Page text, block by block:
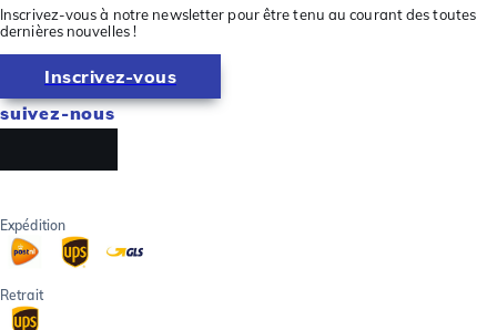
Inscrivez-vous à notre newsletter pour être tenu au courant des toutes
dernières nouvelles !
Inscrivez-vous
suivez-nous
Expédition
Retrait